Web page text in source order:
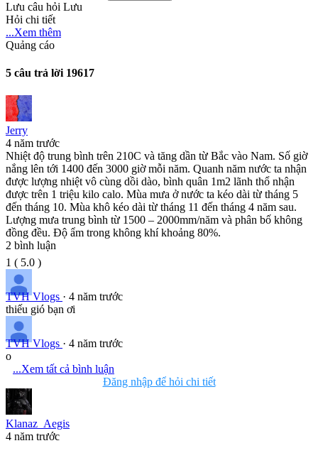
Lưu câu hỏi Lưu
Hỏi chi tiết
...Xem thêm
Quảng cáo
5 câu trả lời 19617
Jerry
4 năm trước
Nhiệt độ trung bình trên 210C và tăng dần từ Bắc vào Nam. Số giờ
nắng lên tới 1400 đến 3000 giờ mỗi năm. Quanh năm nước ta nhận
được lượng nhiệt vô cùng dồi dào, bình quân 1m2 lãnh thổ nhận
được trên 1 triệu kilo calo. Mùa mưa ở nước ta kéo dài từ tháng 5
đến tháng 10. Mùa khô kéo dài từ tháng 11 đến tháng 4 năm sau.
Lượng mưa trung bình từ 1500 – 2000mm/năm và phân bố không
đồng đều. Độ ẩm trong không khí khoảng 80%.
2 bình luận
1 ( 5.0 )
TVH Vlogs · 4 năm trước
thiếu gió bạn ơi
TVH Vlogs · 4 năm trước
o
...Xem tất cả bình luận
Đăng nhập để hỏi chi tiết
Klanaz_Aegis
4 năm trước